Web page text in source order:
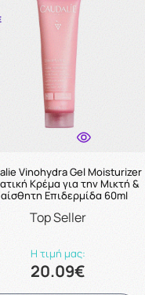
Vinohydra Gel Moisturizer
Κρέμα για την Μικτή &
Επιδερμίδα 60ml
Top Seller
Η τιμή μας:
20.09€